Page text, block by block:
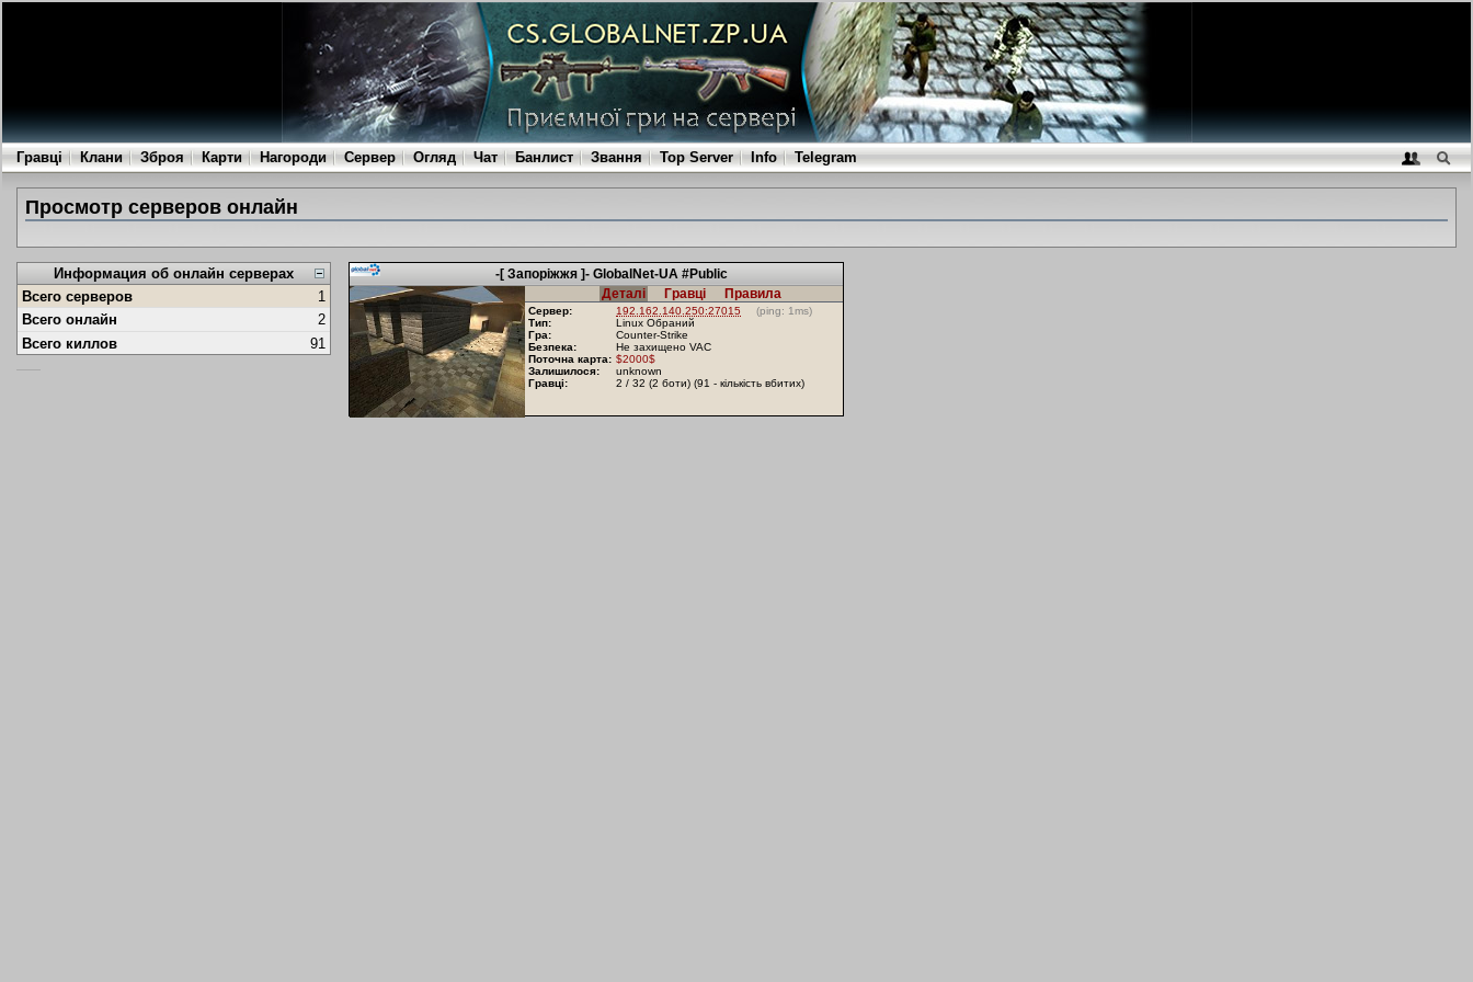
Гравці Клани Зброя Карти Нагороди Сервер Огляд Чат Банлист Звання Top Server Info Telegram
Просмотр серверов онлайн
Информация об онлайн серверах
Всего серверов
1
Всего онлайн
2
Всего киллов
91
-[ Запоріжжя ]- GlobalNet-UA #Public
Деталі
Гравці Правила
Сервер: 192.162.140.250:27015
(ping: 1ms)
Тип:
Linux Обраний
Гра:
Counter-Strike
Безпека:
Не захищено VAC
Поточна карта: $2000$
Залишилося:
unknown
Гравці:
2 / 32 (2 боти) (91 - кількість вбитих)